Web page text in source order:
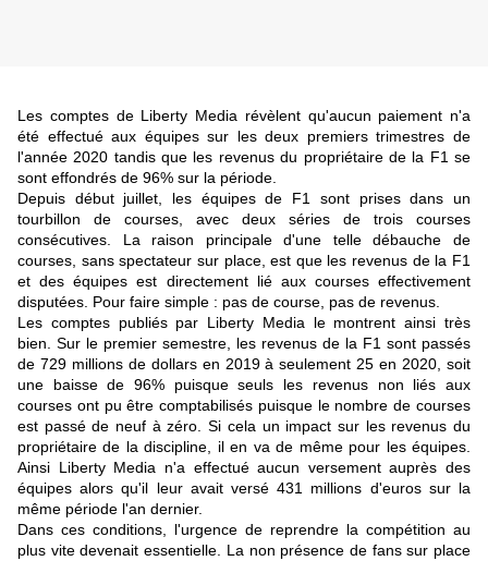
Les comptes de Liberty Media révèlent qu'aucun paiement n'a
été effectué aux équipes sur les deux premiers trimestres de
l'année 2020 tandis que les revenus du propriétaire de la F1 se
sont effondrés de 96% sur la période.
Depuis début juillet, les équipes de F1 sont prises dans un
tourbillon de courses, avec deux séries de trois courses
consécutives. La raison principale d'une telle débauche de
courses, sans spectateur sur place, est que les revenus de la F1
et des équipes est directement lié aux courses effectivement
disputées. Pour faire simple : pas de course, pas de revenus.
Les comptes publiés par Liberty Media le montrent ainsi très
bien. Sur le premier semestre, les revenus de la F1 sont passés
de 729 millions de dollars en 2019 à seulement 25 en 2020, soit
une baisse de 96% puisque seuls les revenus non liés aux
courses ont pu être comptabilisés puisque le nombre de courses
est passé de neuf à zéro. Si cela un impact sur les revenus du
propriétaire de la discipline, il en va de même pour les équipes.
Ainsi Liberty Media n'a effectué aucun versement auprès des
équipes alors qu'il leur avait versé 431 millions d'euros sur la
même période l'an dernier.
Dans ces conditions, l'urgence de reprendre la compétition au
plus vite devenait essentielle. La non présence de fans sur place